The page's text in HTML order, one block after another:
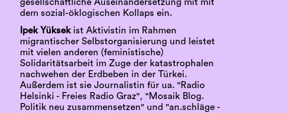
gesellschaftliche Auseinandersetzung mit mit
dem sozial-öklogischen Kollaps ein.
Ipek Yüksekist Aktivistin im Rahmen
migrantischer Selbstorganisierung und leistet
mit vielen anderen (feministische)
Solidaritätsarbeit im Zuge der katastrophalen
nachwehen der Erdbeben in der Türkei.
Außerdem ist sie Journalistin für ua. "Radio
Helsinki - Freies Radio Graz", "Mosaik Blog.
Politik neu zusammensetzen" und "an.schläge -